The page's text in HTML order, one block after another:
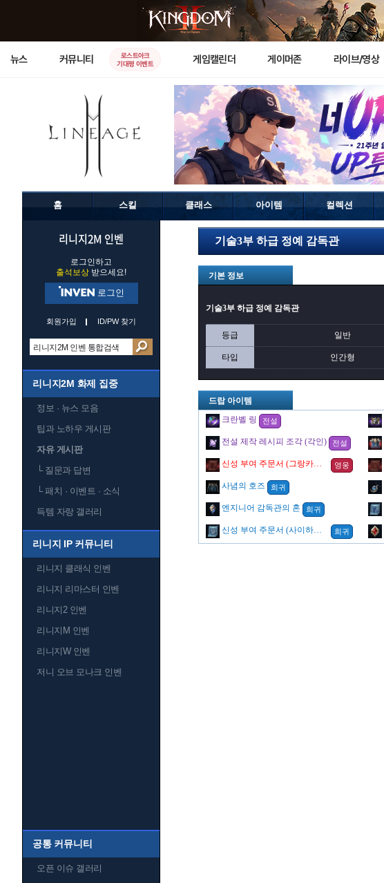
뉴스 커뮤니티
로스트아크
기대평 이벤트
게임캘린더 게이머존 라이브/영상
홈 스킬 클래스 아이템 컬렉션
리니지2M 인벤
로그인하고
출석보상 받으세요!
로그인
회원가입 ID/PW 찾기
리니지2M 화제 집중
정보 · 뉴스 모음
팁과 노하우 게시판
자유 게시판
└질문과 답변
└패치 · 이벤트 · 소식
득템 자랑 갤러리
리니지 IP 커뮤니티
리니지 클래식 인벤
리니지 리마스터 인벤
리니지2 인벤
리니지M 인벤
리니지W 인벤
저니 오브 모나크 인벤
공통 커뮤니티
오픈 이슈 갤러리
기술3부 하급 정예 감독관
기본 정보
기술3부 하급 정예 감독관
등급 일반
타입 인간형
드랍 아이템
크란벨 링
전설
전설 제작 레시피 조각 (각인) 전설
신성 부여 주문서 (그랑카인의 징벌) 영웅
사념의 호즈 희귀
엔지니어 감독관의 혼 희귀
신성 부여 주문서 (사이하의 칼날) 희귀